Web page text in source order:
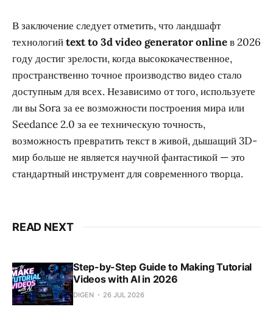
В заключение следует отметить, что ландшафт
технологийtext to 3d video generator onlineв 2026
году достиг зрелости, когда высококачественное,
пространственно точное производство видео стало
доступным для всех. Независимо от того, используете
ли вы Sora за ее возможности построения мира или
Seedance 2.0 за ее техническую точность,
возможность превратить текст в живой, дышащий 3D-
мир больше не является научной фантастикой — это
стандартный инструмент для современного творца.
READ NEXT
Step-by-Step Guide to Making Tutorial
Videos with AI in 2026
DIGEN 26 JUL 2026